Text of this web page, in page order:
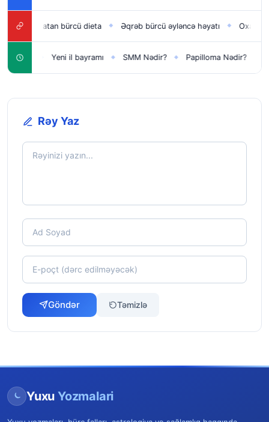
Oxatan bürcü dieta ◆ Əqrəb bürcü əyləncə həyatı ◆ Oxatan bürcü
Yeni il bayramı ◆ SMM Nədir? ◆ Papilloma Nədir? ◆
Rəy Yaz
Göndər Təmizlə
Yuxu Yozmalari